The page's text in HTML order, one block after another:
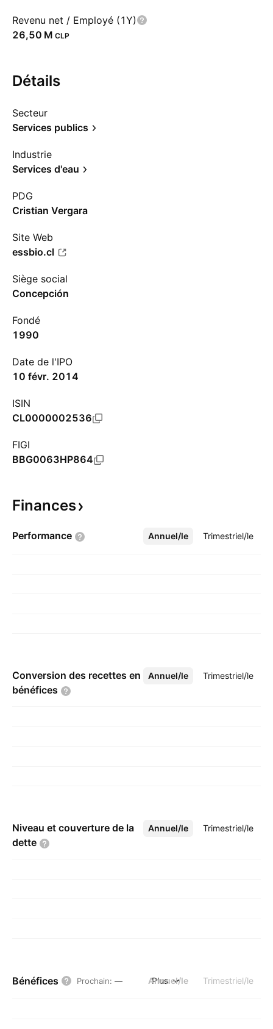
Revenu net / Employé (1Y)
‪26,50 M‬ CLP
Détails
Secteur
Services publics
Industrie
Services d'eau
PDG
Cristian Vergara
Site Web
essbio.cl
Siège social
Concepción
Fondé
1990
Date de l'IPO
10 févr. 2014
ISIN
CL0000002536
FIGI
BBG0063HP864
Finances
Performance Annuel/le Trimestriel/le
Plus
Conversion des recettes en
bénéfices
Annuel/le Trimestriel/le
Plus
Niveau et couverture de la
dette
Annuel/le Trimestriel/le
Plus
Bénéfices Prochain: — Annuel/le Trimestriel/le
Plus